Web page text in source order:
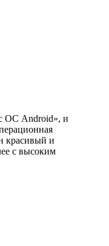
ОС Android», и
красивый и
с высоким